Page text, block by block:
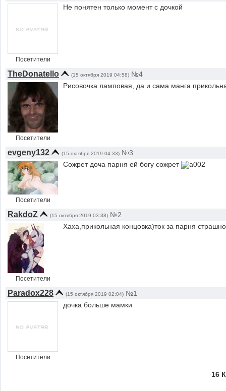
Посетители
Не понятен только момент с дочкой
TheDonatello (15 октября 2019 04:58) №4
Посетители
Рисовочка ламповая, да и сама манга
evgeny132 (15 октября 2019 04:33) №3
Посетители
Сожрет доча парня ей богу сожрет
RakdoZ (15 октября 2019 03:38) №2
Посетители
Хаха,прикольная концовка)ток за парня
Paradox228 (15 октября 2019 02:04) №1
Посетители
дочка больше мамки
16